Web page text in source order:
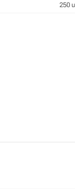
250